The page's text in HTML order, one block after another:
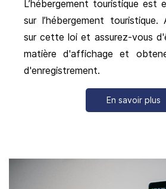
L’hébergement touristique est
sur l’hébergement touristique.
sur cette loi et assurez-vous
matière d'affichage et
d'enregistrement.
En savoir plus